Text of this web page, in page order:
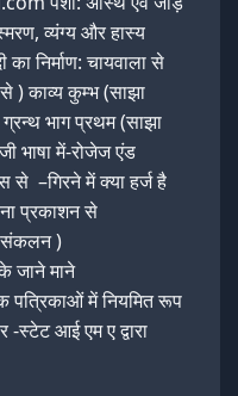
व्यंग्य और हास्य
निर्माण: चायवाला से
) काव्य कुम्भ (साझा
भाग प्रथम (साझा
भाषा में-रोजेज एंड
से –गिरने में क्या हर्ज है
प्रकाशन से
संकलन )
जाने माने
पत्रिकाओं में नियमित रूप
आई एम ए द्वारा